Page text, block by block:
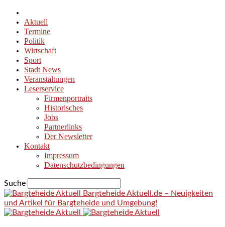
Aktuell
Termine
Politik
Wirtschaft
Sport
Stadt News
Veranstaltungen
Leserservice
Firmenportraits
Historisches
Jobs
Partnerlinks
Der Newsletter
Kontakt
Impressum
Datenschutzbedingungen
Suche
Bargteheide Aktuell.de – Neuigkeiten
und Artikel für Bargteheide und Umgebung!